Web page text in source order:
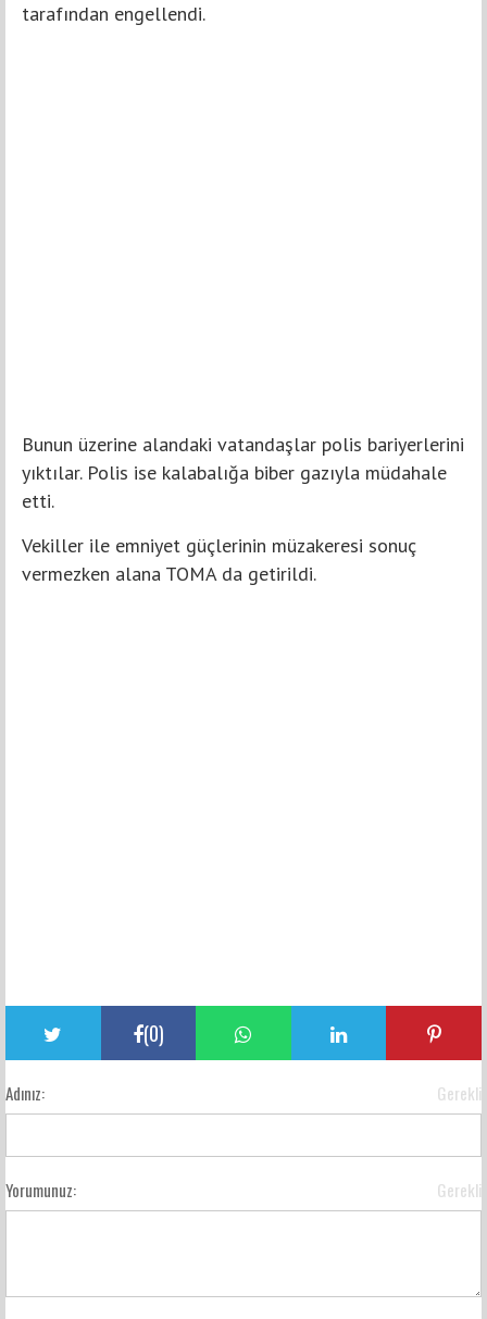
tarafından engellendi.
Bunun üzerine alandaki vatandaşlar polis bariyerlerini
yıktılar. Polis ise kalabalığa biber gazıyla müdahale
etti.
Vekiller ile emniyet güçlerinin müzakeresi sonuç
vermezken alana TOMA da getirildi.
(0)
Adınız: Gerekli
Yorumunuz: Gerekli